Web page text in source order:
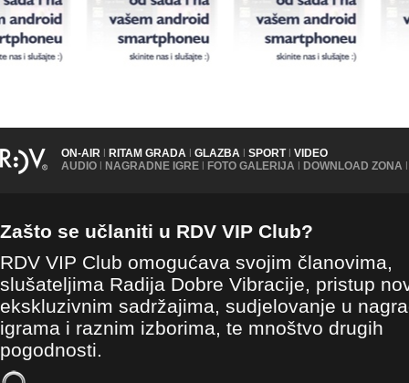
ON-AIR | RITAM GRADA | GLAZBA | SPORT | VIDEO
AUDIO | NAGRADNE IGRE | FOTO GALERIJA | DOWNLOAD ZONA |
Zašto se učlaniti u RDV VIP Club?
RDV VIP Club omogućava svojim članovima,
slušateljima Radija Dobre Vibracije, pristup
ekskluzivnim sadržajima, sudjelovanje u
igrama i raznim izborima, te mnoštvo drugih
pogodnosti.